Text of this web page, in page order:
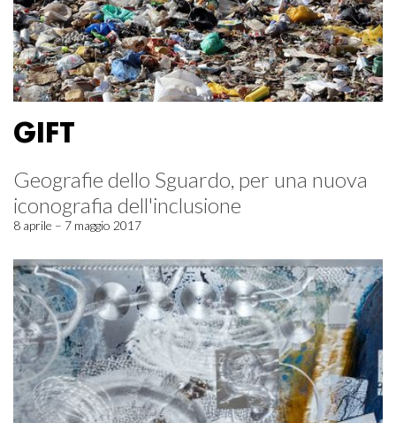
GIFT
Geografie dello Sguardo, per una nuova
iconografia dell'inclusione
8 aprile – 7 maggio 2017